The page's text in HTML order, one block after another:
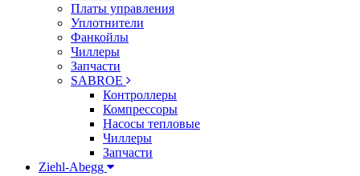
Платы управления
Уплотнители
Фанкойлы
Чиллеры
Запчасти
SABROE
Контроллеры
Компрессоры
Насосы тепловые
Чиллеры
Запчасти
Ziehl-Abegg